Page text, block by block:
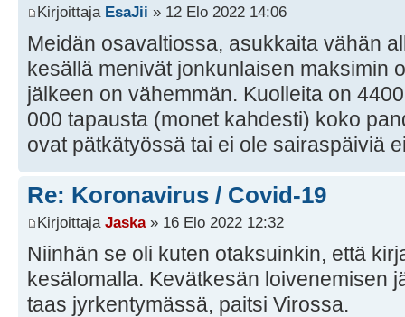
Kirjoittaja EsaJii » 12 Elo 2022 14:06
Meidän osavaltiossa, asukkaita vähän
kesällä menivät jonkunlaisen maksimin
jälkeen on vähemmän. Kuolleita on
000 tapausta (monet kahdesti) koko
ovat pätkätyössä tai ei ole sairaspäiviä
Re: Koronavirus / Covid-19
Kirjoittaja Jaska» 16 Elo 2022 12:32
Niinhän se oli kuten otaksuinkin, että
kesälomalla. Kevätkesän loivenemisen
taas jyrkentymässä, paitsi Virossa.